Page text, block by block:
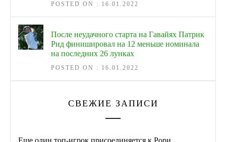
POSTED ON : 16.01.2022
После неудачного старта на Гавайях Патрик
Рид финишировал на 12 меньше номинала
на последних 26 лунках
POSTED ON : 16.01.2022
СВЕЖИЕ ЗАПИСИ
Еще один топ-игрок присоединяется к Рори